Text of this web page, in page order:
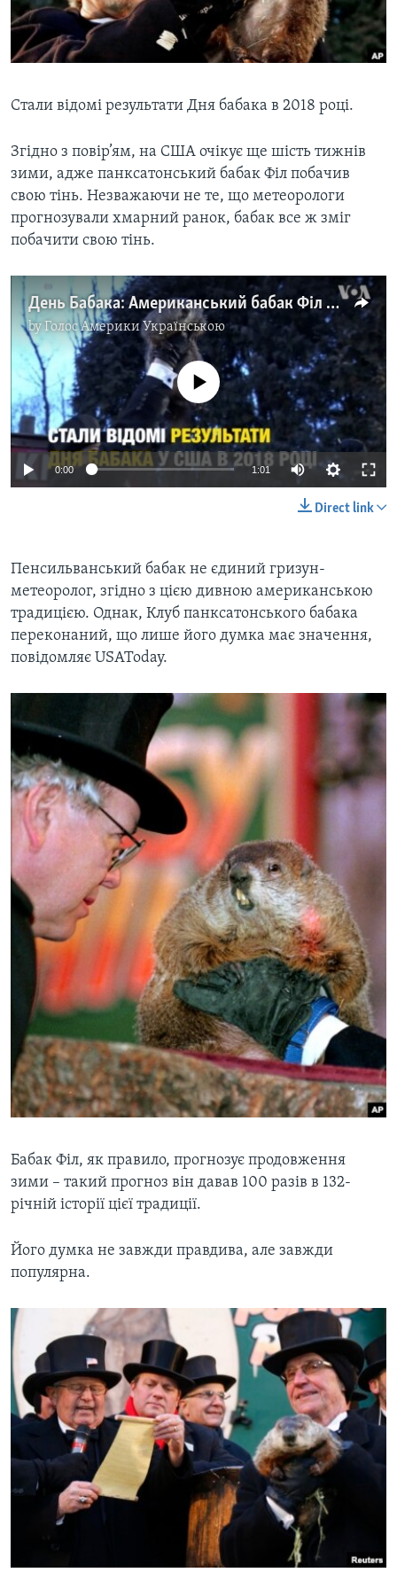
СУСПІЛЬСТВО
ЕКОНОМІКА
ТЕЛЕПРОГРАМИ
ЧАС-TIME
БРИФІНГ ГОЛОСУ АМЕРИКИ
ВІКНО В АМЕРИКУ
ПРАЙМ-ТАЙМ
ПОГЛЯД З ВАШИНГТОНА
ENGLISH
Learning English
МИ В СОЦМЕРЕЖАХ
Мови
Стали відомі результати Дня бабака в 2018 році.
Згідно з повір’ям, на США очікує ще шість тижнів
зими, адже панксатонський бабак Філ побачив
свою тінь. Незважаючи не те, що метеорологи
прогнозували хмарний ранок, бабак все ж зміг
побачити свою тінь.
День Бабака: Американський бабак Філ прогнозує ще 6 тижнів зими. Відео
byГолос Америки Українською
No media source currently available
0:00 1:01
Direct link
​Пенсильванський бабак не єдиний гризун-
метеоролог, згідно з цією дивною американською
традицією. Однак, Клуб панксатонського бабака
переконаний, що лише його думка має значення,
повідомляє USAToday.
Бабак Філ, як правило, прогнозує продовження
зими – такий прогноз він давав 100 разів в 132-
річній історії цієї традиції.
Його думка не завжди правдива, але завжди
популярна.